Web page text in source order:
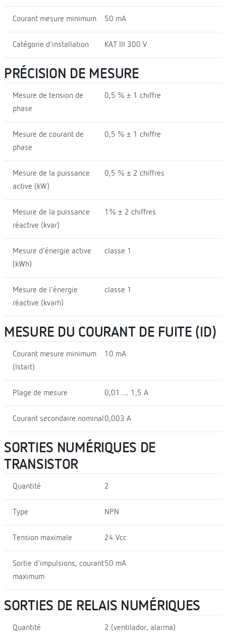
Courant mesure minimum 50 mA
Catégorie d'installation KAT III 300 V
PRÉCISION DE MESURE
Mesure de tension de
phase
0,5 % ± 1 chiffre
Mesure de courant de
phase
0,5 % ± 1 chiffre
Mesure de la puissance
active (kW)
0,5 % ± 2 chiffres
Mesure de la puissance
réactive (kvar)
1% ± 2 chiffres
Mesure d'énergie active
(kWh)
classe 1
Mesure de l'énergie
réactive (kvarh)
classe 1
MESURE DU COURANT DE FUITE (ID)
Courant mesure minimum
(Istart)
10 mA
Plage de mesure 0,01 … 1,5 A
Courant secondaire nominal0,003 A
SORTIES NUMÉRIQUES DE
TRANSISTOR
Quantité 2
Type NPN
Tension maximale 24 Vcc
Sortie d'impulsions, courant
maximum
50 mA
SORTIES DE RELAIS NUMÉRIQUES
Quantité 2 (ventilador, alarma)